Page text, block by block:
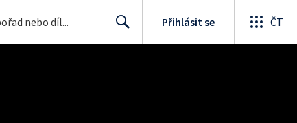
Přihlásit se ČT